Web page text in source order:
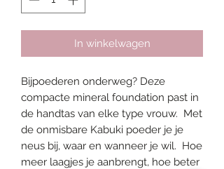
In winkelwagen
Bijpoederen onderweg? Deze
compacte mineral foundation past in
de handtas van elke type vrouw. Met
de onmisbare Kabuki poeder je je
neus bij, waar en wanneer je wil. Hoe
meer laagjes je aanbrengt, hoe beter